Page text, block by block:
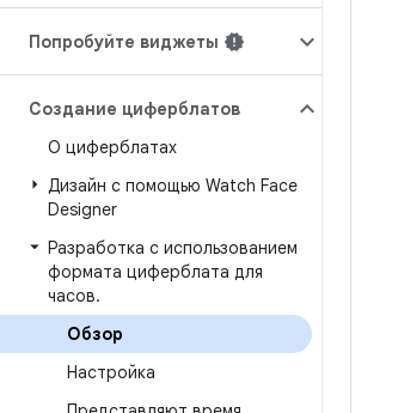
Попробуйте виджеты
Создание циферблатов
О циферблатах
Дизайн с помощью Watch Face
Designer
Разработка с использованием
формата циферблата для
часов.
Обзор
Настройка